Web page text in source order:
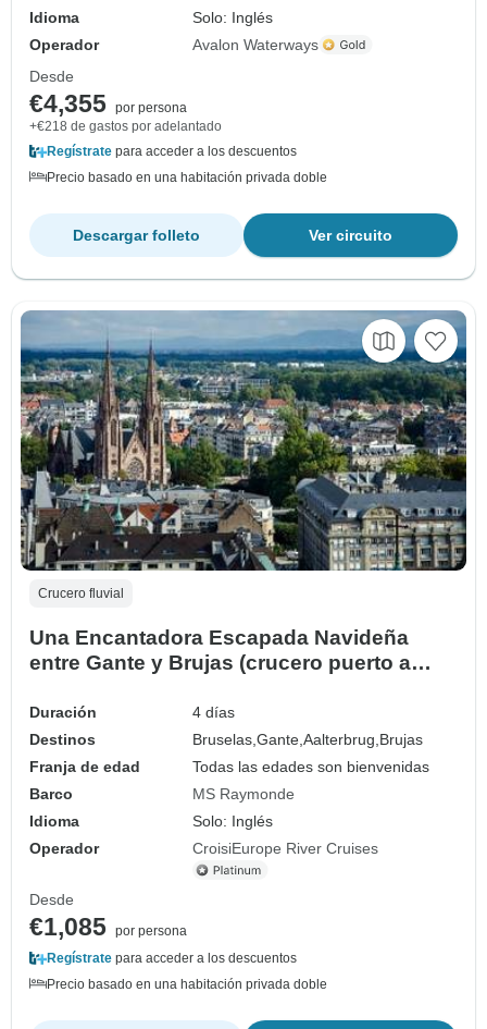
Idioma
Solo: Inglés
Operador
Avalon Waterways
Desde
€4,355 por persona
+€218 de gastos por adelantado
Regístrate para acceder a los descuentos
Precio basado en una habitación privada doble
Ver circuito
Descargar folleto
Crucero fluvial
Una Encantadora Escapada Navideña
entre Gante y Brujas (crucero puerto a
Duración
4 días
Destinos
Bruselas,Gante,Aalterbrug, Brujas
Franja de edad
Todas las edades son bienvenidas
Barco
MS Raymonde
Idioma
Solo: Inglés
Operador
CroisiEurope River Cruises
Desde
€1,085 por persona
Regístrate para acceder a los descuentos
Precio basado en una habitación privada doble